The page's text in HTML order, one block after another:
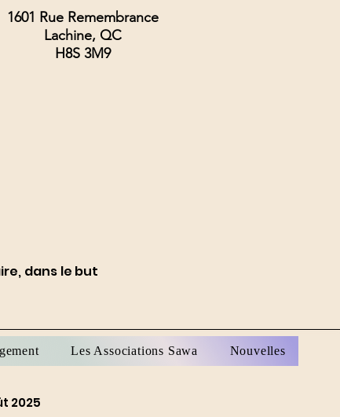
1601 Rue Remembrance
Lachine, QC
H8S 3M9
dans le but
Les Associations Sawa Nouvelles
2025